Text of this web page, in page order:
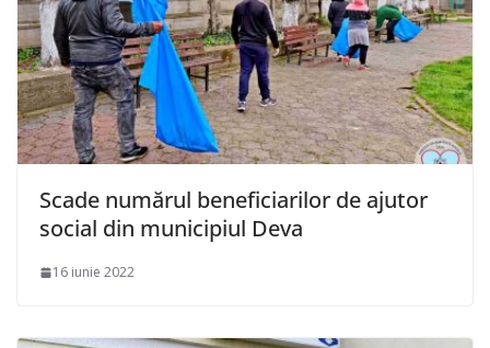
Scade numărul beneficiarilor de ajutor
social din municipiul Deva
16 iunie 2022